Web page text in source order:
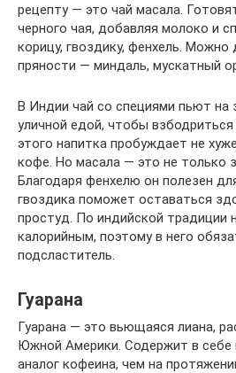
рецепту — это чай масала.
черного чая, добавляя молоко и
корицу, гвоздику, фенхель. Можно
пряности — миндаль, мускатный
В Индии чай со специями пьют на
уличной едой, чтобы
этого напитка пробуждает не
кофе. Но масала — это не только
Благодаря фенхелю он полезен
гвоздика поможет оставаться
простуд. По индийской традиции
калорийным, поэтому в него
подсластитель.
Гуарана
Гуарана — это вьющаяся лиана,
Южной Америки. Содержит в себе
аналог кофеина, чем на